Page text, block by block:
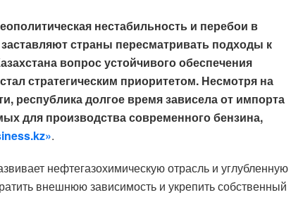
нестабильность и перебои в
страны пересматривать подходы к
вопрос устойчивого обеспечения
стратегическим приоритетом. Несмотря на
республика долгое время зависела от импорта
для производства современного бензина,
.
нефтегазохимическую отрасль и углубленную
внешнюю зависимость и укрепить собственный